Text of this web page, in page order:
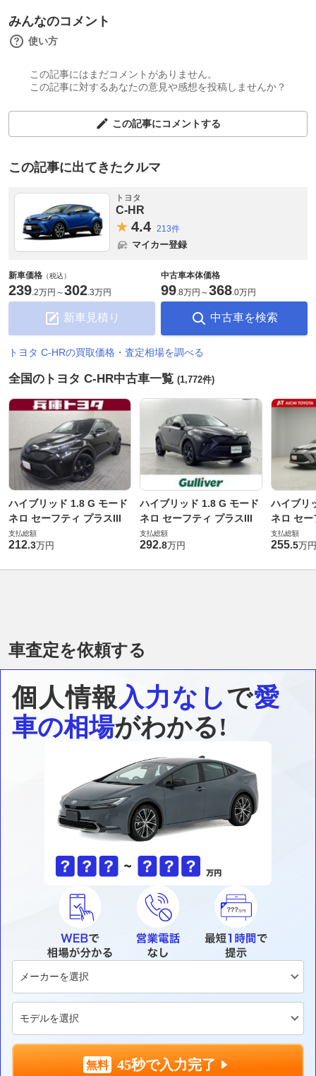
みんなのコメント
使い方
この記事にはまだコメントがありません。
この記事に対するあなたの意見や感想を投稿しませんか？
この記事にコメントする
この記事に出てきたクルマ
トヨタ
C-HR
4.4 213件
マイカー登録
新車価格 （税込）
239.2万円 ～302.3万円
新車見積り
中古車本体価格
99.8万円 ～368.0万円
中古車を検索
トヨタ C-HRの買取価格・査定相場を調べる
全国のトヨタ C-HR中古車一覧 (1,772件)
ハイブリッド 1.8 G モード
ネロ セーフティ プラスIII
支払総額
212.3万円
ハイブリッド 1.8 G モード
ネロ セーフティ プラスIII
支払総額
292.8万円
ハイブリ
ネロ セー
支払総額
255.5万円
車査定を依頼する
個人情報入力なしで愛
車の相場がわかる!
45秒で入力完了